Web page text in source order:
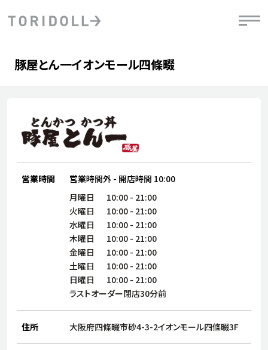
会社情報
株主・投資家情報
サステナビリティ
ブランド
店舗検索
店舗一覧
採用情報
PRニュース
中長期経営計画
デジタルトランス
フォーメーション戦略
粟田社長が語るトリドールDX
粟田社長が語る
トリドールのサステナビリティ
豚屋とん一イオンモール四條畷
営業時間 営業時間外 - 開店時間 10:00
月曜日 10:00 - 21:00
火曜日
10:00 - 21:00
水曜日
10:00 - 21:00
木曜日
10:00 - 21:00
金曜日
10:00 - 21:00
土曜日
10:00 - 21:00
日曜日
10:00 - 21:00
ラストオーダー閉店30分前
住所 大阪府四條畷市砂4-3-2イオンモール四條畷3F